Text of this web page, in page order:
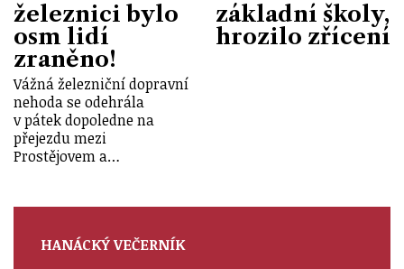
železnici bylo
osm lidí
zraněno!
Vážná železniční dopravní
nehoda se odehrála
v pátek dopoledne na
přejezdu mezi
Prostějovem a…
základní školy,
hrozilo zřícení
HANÁCKÝ VEČERNÍK